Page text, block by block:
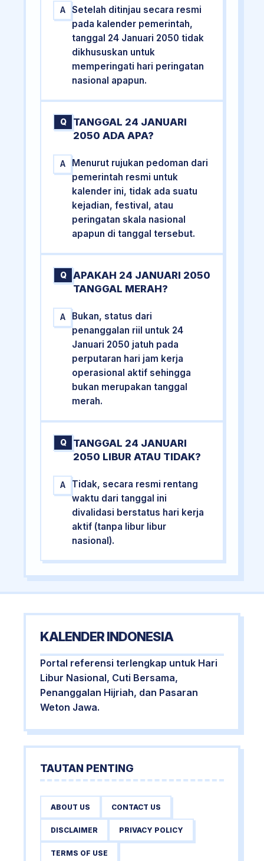
A
Setelah ditinjau secara resmi
pada kalender pemerintah,
tanggal 24 Januari 2050 tidak
dikhususkan untuk
memperingati hari peringatan
nasional apapun.
Q
TANGGAL 24 JANUARI
2050 ADA APA?
A
Menurut rujukan pedoman dari
pemerintah resmi untuk
kalender ini, tidak ada suatu
kejadian, festival, atau
peringatan skala nasional
apapun di tanggal tersebut.
Q
APAKAH 24 JANUARI 2050
TANGGAL MERAH?
A
Bukan, status dari
penanggalan riil untuk 24
Januari 2050 jatuh pada
perputaran hari jam kerja
operasional aktif sehingga
bukan merupakan tanggal
merah.
Q
TANGGAL 24 JANUARI
2050 LIBUR ATAU TIDAK?
A
Tidak, secara resmi rentang
waktu dari tanggal ini
divalidasi berstatus hari kerja
aktif (tanpa libur libur
nasional).
KALENDER INDONESIA
Portal referensi terlengkap untuk Hari
Libur Nasional, Cuti Bersama,
Penanggalan Hijriah, dan Pasaran
Weton Jawa.
TAUTAN PENTING
ABOUT US CONTACT US
DISCLAIMER PRIVACY POLICY
TERMS OF USE